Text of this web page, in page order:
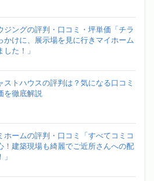
ジングの評判・口コミ・坪単価「チラ
かけに、展示場を見に行きマイホーム
した！」
ストハウスの評判は？気になる口コミ
を徹底解説
ホームの評判・口コミ「すべてコミコ
！建築現場も綺麗でご近所さんへの配